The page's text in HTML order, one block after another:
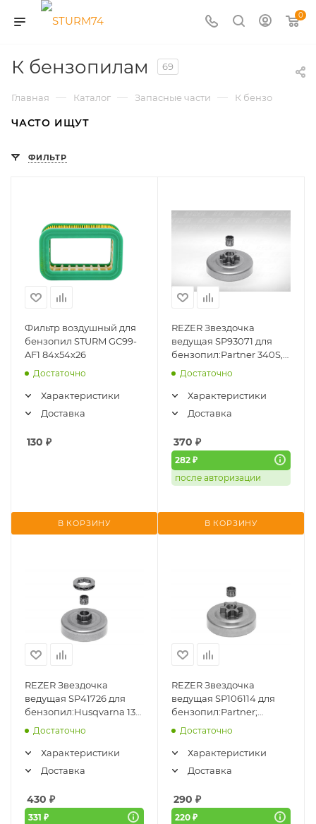
0
К бензопилам 69
Главная — Каталог — Запасные части — К бензопилам
ЧАСТО ИЩУТ
ФИЛЬТР
Фильтр воздушный для
бензопил STURM GC99-
AF1 84x54x26
Достаточно
Характеристики
Доставка
130 ₽
В КОРЗИНУ
REZER Звездочка
ведущая SP93071 для
бензопил:Partner 340S,
350S, 360S (3/8")
03.003.00008 (SP93071)
Достаточно
Характеристики
Доставка
370 ₽
282 ₽
после авторизации
В КОРЗИНУ
REZER Звездочка
ведущая SP41726 для
бензопил:Husqvarna 137,
142, Poulan 295 (0.325") со
смен. венцом
Достаточно
Характеристики
Доставка
430 ₽
331 ₽
REZER Звездочка
ведущая SP106114 для
бензопил:Partner;
Poulan; Husquarna 236,
240 (3/8") 03.003.0001
Достаточно
Характеристики
Доставка
290 ₽
220 ₽